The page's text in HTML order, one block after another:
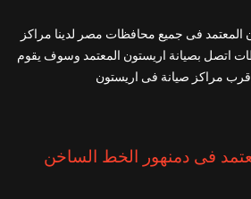
المعتمد فى جميع محافظات مصر لدينا مراكز
اتصل بصيانة اريستون المعتمد وسوف يقوم
مراكز صيانة فى اريستون
فى دمنهور الخط الساخن